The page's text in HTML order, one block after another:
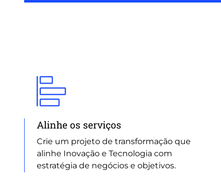
Alinhe os serviços
Crie um projeto de transformação que
alinhe Inovação e Tecnologia com
estratégia de negócios e objetivos.